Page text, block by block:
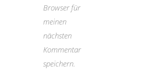
Browser für
meinen
nächsten
Kommentar
speichern.